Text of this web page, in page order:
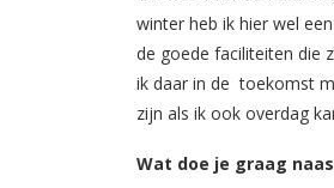
winter heb ik hier wel
de goede faciliteiten die
ik daar in de toekomst
zijn als ik ook overdag
Wat doe je graag